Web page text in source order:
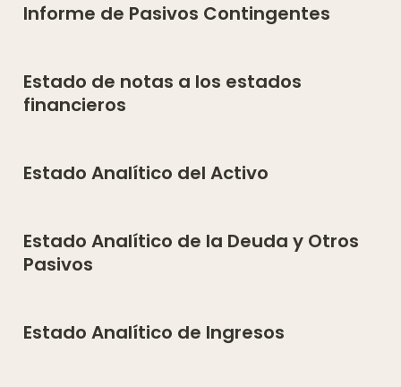
Informe de Pasivos Contingentes
Estado de notas a los estados
financieros
Estado Analítico del Activo
Estado Analítico de la Deuda y Otros
Pasivos
Estado Analítico de Ingresos